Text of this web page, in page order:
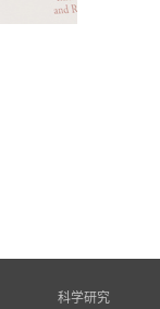
科学研究